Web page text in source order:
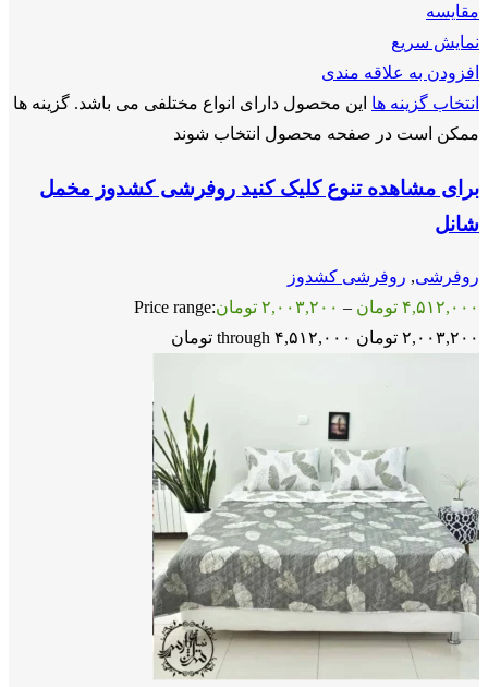
مقايسه
نمایش سریع
افزودن به علاقه مندی
انتخاب گزینه ها این محصول دارای انواع مختلفی می باشد. گزینه ها
ممکن است در صفحه محصول انتخاب شوند
برای مشاهده تنوع کلیک کنید روفرشی کشدوز مخمل
شانل
روفرشی, روفرشی کشدوز
۴,۵۱۲,۰۰۰ تومان – ۲,۰۰۳,۲۰۰ تومانPrice range:
۲,۰۰۳,۲۰۰ تومان through ۴,۵۱۲,۰۰۰ تومان